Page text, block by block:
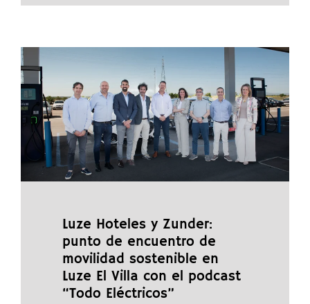
Luze Hoteles y Zunder:
punto de encuentro de
movilidad sostenible en
Luze El Villa con el podcast
“Todo Eléctricos”